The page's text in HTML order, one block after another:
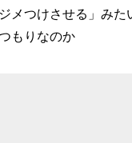
メつけさせる」み
もりなのか